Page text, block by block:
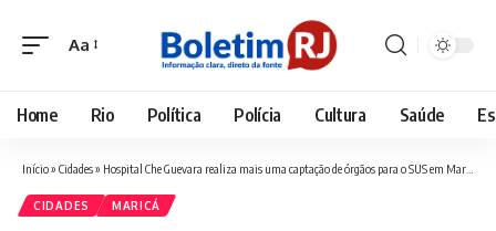
Font
Aa
Home Rio Política Polícia Cultura Saúde
Início» Cidades» Hospital Che Guevara realiza mais uma captação de órgãos para o SUS em Maricá
CIDADES MARICÁ